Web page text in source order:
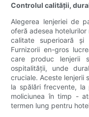
Controlul calității,
Alegerea lenjeriei de
oferă adesea
calitate superioară
Furnizorii en-gros
care produc lenjerii
ospitalității, unde
cruciale. Aceste lenjerii
la spălări frecvente,
moliciunea în timp -
termen lung pentru